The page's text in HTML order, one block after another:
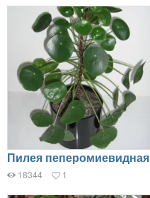
Пилея пеперомиевидная
18344 1